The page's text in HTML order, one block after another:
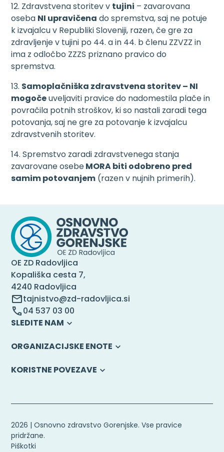
12. Zdravstvena storitev v tujini – zavarovana
oseba NI upravičena do spremstva, saj ne potuje
k izvajalcu v Republiki Sloveniji, razen, če gre za
zdravljenje v tujini po 44. a in 44. b členu ZZVZZ in
ima z odločbo ZZZS priznano pravico do
spremstva.
13. Samoplačniška zdravstvena storitev – NI
mogočeuveljaviti pravice do nadomestila plače in
povračila potnih stroškov, ki so nastali zaradi tega
potovanja, saj ne gre za potovanje k izvajalcu
zdravstvenih storitev.
14. Spremstvo zaradi zdravstvenega stanja
zavarovane osebeMORA biti odobreno pred
samim potovanjem (razen v nujnih primerih).
OE ZD Radovljica
Kopališka cesta 7,
4240 Radovljica
tajnistvo@zd-radovljica.si
04 537 03 00
SLEDITE NAM
ORGANIZACIJSKE ENOTE
KORISTNE POVEZAVE
2026 | Osnovno zdravstvo Gorenjske. Vse pravice
pridržane.
Piškotki